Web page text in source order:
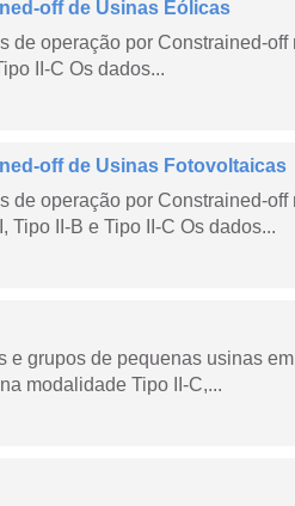
off de Usinas Eólicas
de operação por Constrained-
II-C Os dados...
off de Usinas Fotovoltaicas
de operação por Constrained-off
II-B e Tipo II-C Os dados...
grupos de pequenas usinas
modalidade Tipo II-C,...